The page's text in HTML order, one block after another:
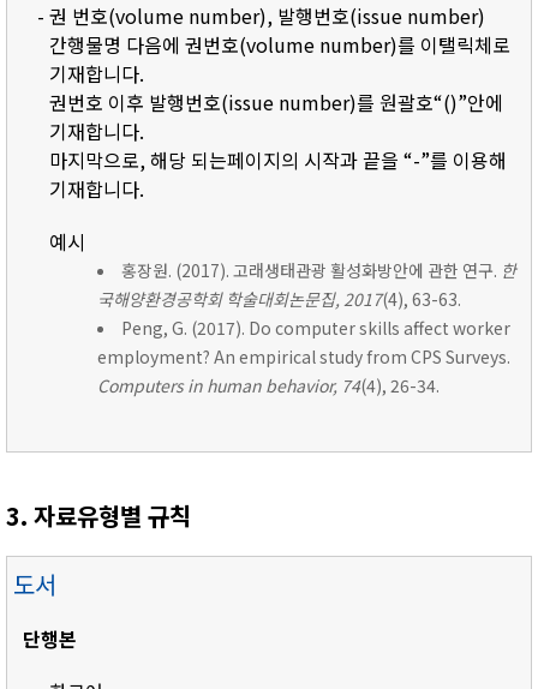
- 권 번호(volume number), 발행번호(issue number)
간행물명 다음에 권번호(volume number)를 이탤릭체로
기재합니다.
권번호 이후 발행번호(issue number)를 원괄호“()”안에
기재합니다.
마지막으로, 해당 되는페이지의 시작과 끝을 “-”를 이용해
기재합니다.
예시
홍장원. (2017). 고래생태관광 활성화방안에 관한 연구. 한
국해양환경공학회 학술대회논문집, 2017(4), 63-63.
Peng, G. (2017). Do computer skills affect worker
employment? An empirical study from CPS Surveys.
Computers in human behavior, 74(4), 26-34.
3. 자료유형별 규칙
도서
단행본